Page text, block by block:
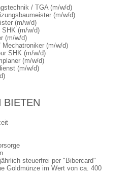
/ TGA (m/w/d)
(m/w/d)
(m/w/d)
SHK (m/w/d)
(m/w/d)
Mechatroniker (m/w/d)
SHK (m/w/d)
(m/w/d)
(m/w/d)
BIETEN
steuerfrei per "Bibercard"
Goldmünze im Wert von ca. 400